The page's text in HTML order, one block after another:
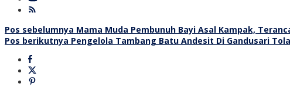
Navigasi
pos
Pos sebelumnya Mama Muda Pembunuh Bayi Asal Kampak,
Pos berikutnya Pengelola Tambang Batu Andesit Di Gandusari